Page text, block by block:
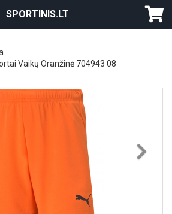
SPORTINIS.LT
Vaikų Oranžinė 704943 08